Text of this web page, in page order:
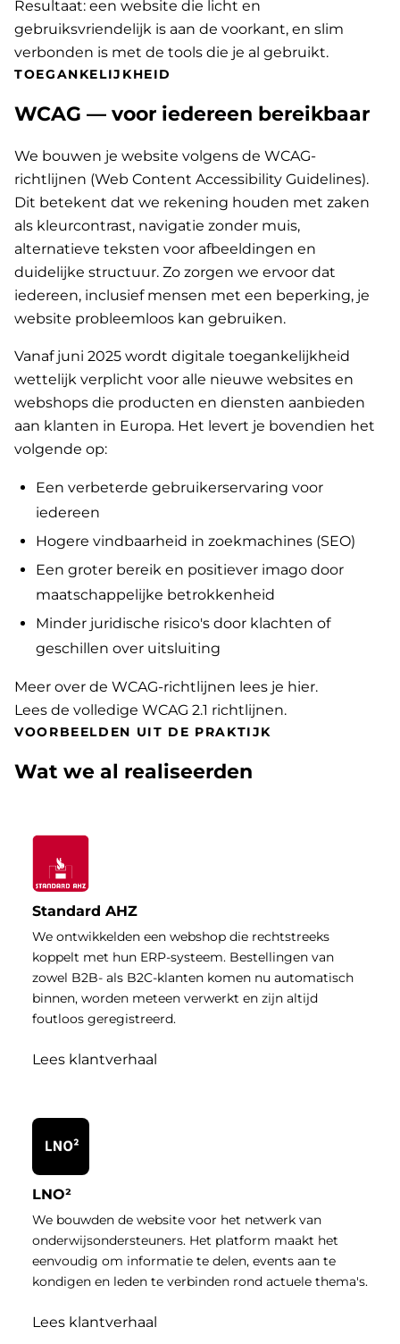
Resultaat: een website die licht en
gebruiksvriendelijk is aan de voorkant, en slim
verbonden is met de tools die je al gebruikt.
TOEGANKELIJKHEID
WCAG — voor iedereen bereikbaar
We bouwen je website volgens de WCAG-
richtlijnen (Web Content Accessibility Guidelines).
Dit betekent dat we rekening houden met zaken
als kleurcontrast, navigatie zonder muis,
alternatieve teksten voor afbeeldingen en
duidelijke structuur. Zo zorgen we ervoor dat
iedereen, inclusief mensen met een beperking, je
website probleemloos kan gebruiken.
Vanaf juni 2025 wordt digitale toegankelijkheid
wettelijk verplicht voor alle nieuwe websites en
webshops die producten en diensten aanbieden
aan klanten in Europa. Het levert je bovendien het
volgende op:
Een verbeterde gebruikerservaring voor
iedereen
Hogere vindbaarheid in zoekmachines (SEO)
Een groter bereik en positiever imago door
maatschappelijke betrokkenheid
Minder juridische risico's door klachten of
geschillen over uitsluiting
Meer over de WCAG-richtlijnen lees je hier.
Lees de volledige WCAG 2.1 richtlijnen.
VOORBEELDEN UIT DE PRAKTIJK
Wat we al realiseerden
Standard AHZ
We ontwikkelden een webshop die rechtstreeks
koppelt met hun ERP-systeem. Bestellingen van
zowel B2B- als B2C-klanten komen nu automatisch
binnen, worden meteen verwerkt en zijn altijd
foutloos geregistreerd.
Lees klantverhaal
LNO²
We bouwden de website voor het netwerk van
onderwijsondersteuners. Het platform maakt het
eenvoudig om informatie te delen, events aan te
kondigen en leden te verbinden rond actuele thema's.
Lees klantverhaal